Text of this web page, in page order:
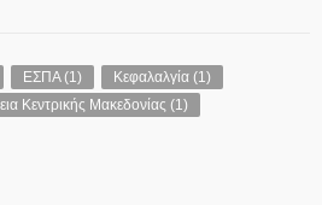
ΕΣΠΑ(1) Κεφαλαλγία (1)
Κεντρικής Μακεδονίας (1)